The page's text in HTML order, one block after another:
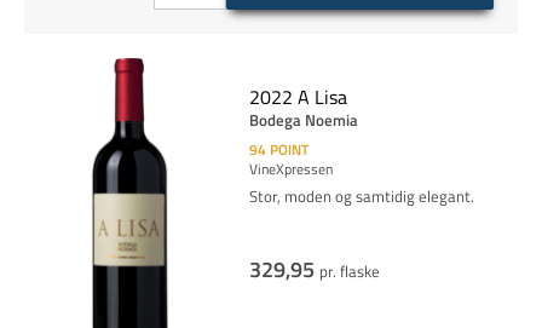
2022 A Lisa
Bodega Noemia
94 POINT
VineXpressen
Stor, moden og samtidig elegant.
329,95 pr. flaske